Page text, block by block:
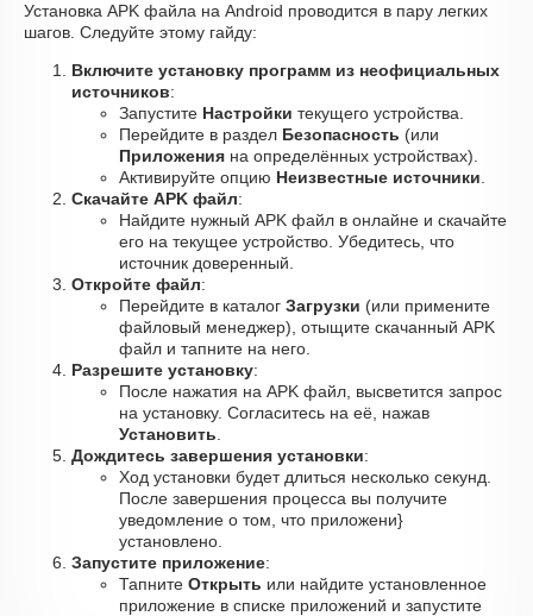
Установка APK файла на Android проводится в пару легких
шагов. Следуйте этому гайду:
Включите установку программ из неофициальных
источников:
Запустите Настройки текущего устройства.
Перейдите в раздел Безопасность (или
Приложения на определённых устройствах).
Активируйте опцию Неизвестные источники
Скачайте APK файл:
Найдите нужный APK файл в онлайне и скачайте
его на текущее устройство. Убедитесь, что
источник доверенный.
Откройте файл:
Перейдите в каталог Загрузки (или примените
файловый менеджер), отыщите скачанный APK
файл и тапните на него.
Разрешите установку:
После нажатия на APK файл, высветится запрос
на установку. Согласитесь на её, нажав
Установить
Дождитесь завершения установки:
Ход установки будет длиться несколько секунд.
После завершения процесса вы получите
уведомление о том, что приложени}
установлено.
Запустите приложение:
Тапните Открыть или найдите установленное
приложение в списке приложений и запустите